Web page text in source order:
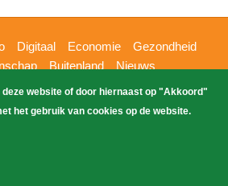
Digitaal Economie
Gezondheid
Buitenland
Nieuws
Provincies
Weekoverzicht
Blik Op Nieuws 2026gehost
website of door hiernaast op "Akkoord"
het gebruik van cookies op de website.